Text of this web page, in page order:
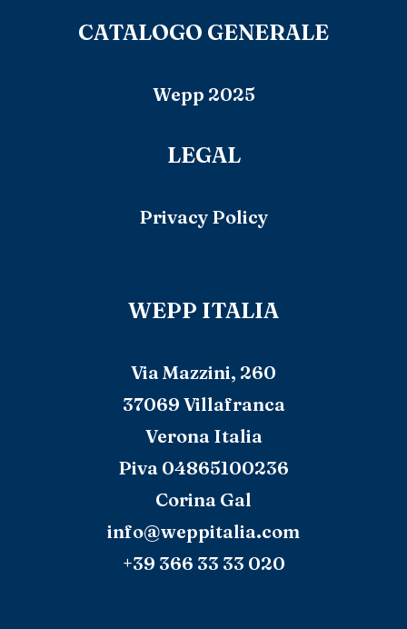
CATALOGO GENERALE
Wepp 2025
LEGAL
Privacy Policy
WEPP ITALIA
Via Mazzini, 260
37069 Villafranca
Verona Italia
Piva 04865100236
Corina Gal
info@weppitalia.com
+39 366 33 33 020